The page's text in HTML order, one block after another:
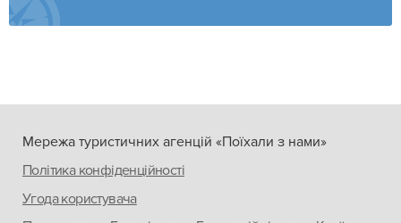
Мережа туристичних агенцій «Поїхали з нами»
Політика конфіденційності
Угода користувача